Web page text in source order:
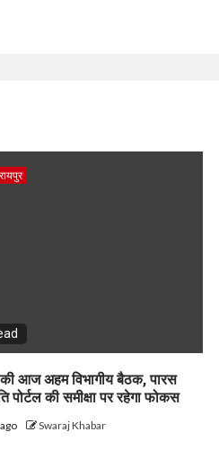
रायपुर
आज अहम विभागीय बैठक, पारस
पोर्टल की समीक्षा पर रहेगा फोकस
Swaraj Khabar